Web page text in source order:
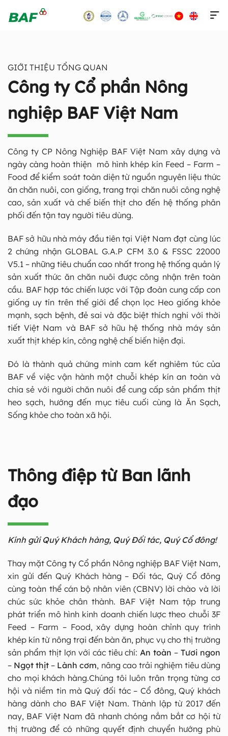
GIỚI THIỆU TỔNG QUAN
Công ty Cổ phần Nông
nghiệp BAF Việt Nam
Công ty CP Nông Nghiệp BAF Việt Nam xây dựng và
ngày càng hoàn thiện mô hình khép kín Feed – Farm –
Food để kiểm soát toàn diện từ nguồn nguyên liệu thức
ăn chăn nuôi, con giống, trang trại chăn nuôi công nghệ
cao, sản xuất và chế biến thịt cho đến hệ thống phân
phối đến tận tay người tiêu dùng.
BAF sở hữu nhà máy đầu tiên tại Việt Nam đạt cùng lúc
2 chứng nhận GLOBAL G.A.P CFM 3.0 & FSSC 22000
V5.1 – những tiêu chuẩn cao nhất trong hệ thống quản lý
sản xuất thức ăn chăn nuôi được công nhận trên toàn
cầu. BAF hợp tác chiến lược với Tập đoàn cung cấp con
giống uy tín trên thế giới để chọn lọc Heo giống khỏe
mạnh, sạch bệnh, đẻ sai và đặc biệt thích nghi với thời
tiết Việt Nam và BAF sở hữu hệ thống nhà máy sản
xuất thịt khép kín, công nghệ chế biến hiện đại.
Đó là thành quả chứng minh cam kết nghiêm túc của
BAF về việc vận hành một chuỗi khép kín an toàn và
chia sẻ với người chăn nuôi để cung cấp sản phẩm thịt
heo sạch, hướng đến mục tiêu cuối cùng là Ăn Sạch,
Sống khỏe cho toàn xã hội.
Thông điệp từ Ban lãnh
đạo
Kính gửi Quý Khách hàng, Quý Đối tác, Quý Cổ đông!
Thay mặt Công ty Cổ phần Nông nghiệp BAF Việt Nam,
xin gửi đến Quý Khách hàng – Đối tác, Quý Cổ đông
cùng toàn thể cán bộ nhân viên (CBNV) lời chào và lời
chúc sức khỏe chân thành. BAF Việt Nam tập trung
phát triển mô hình kinh doanh chiến lược theo chuỗi 3F
Feed – Farm – Food, xây dựng hoàn chỉnh quy trình
khép kín từ nông trại đến bàn ăn, phục vụ cho thị trường
sản phẩm thịt lợn với các tiêu chí:An toàn –Tươi ngon
– Ngọt thịt – Lành cơm, nâng cao trải nghiệm tiêu dùng
cho mọi khách hàng.Chúng tôi luôn trân trọng từng cơ
hội và niềm tin mà Quý đối tác – Cổ đông, Quý khách
hàng dành cho BAF Việt Nam. Thành lập từ 2017 đến
nay, BAF Việt Nam đã nhanh chóng nắm bắt cơ hội từ
thị trường để có những quyết định chuyển hướng phù